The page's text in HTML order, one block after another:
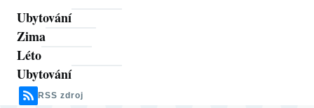
Ubytování
Zima
Léto
Ubytování
RSS zdroj